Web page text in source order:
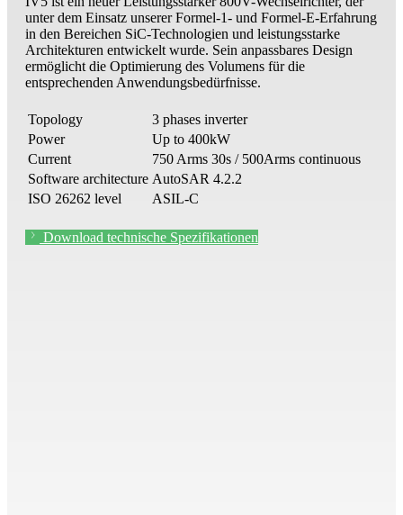
unter dem Einsatz unserer Formel-1- und Formel-E-Erfahrung
in den Bereichen SiC-Technologien und leistungsstarke
Architekturen entwickelt wurde. Sein anpassbares Design
ermöglicht die Optimierung des Volumens für die
entsprechenden Anwendungsbedürfnisse.
Topology
3 phases inverter
Power
Up to 400kW
Current
750 Arms 30s / 500Arms continuous
Software architecture AutoSAR 4.2.2
ISO 26262 level
ASIL-C
Download technische Spezifikationen